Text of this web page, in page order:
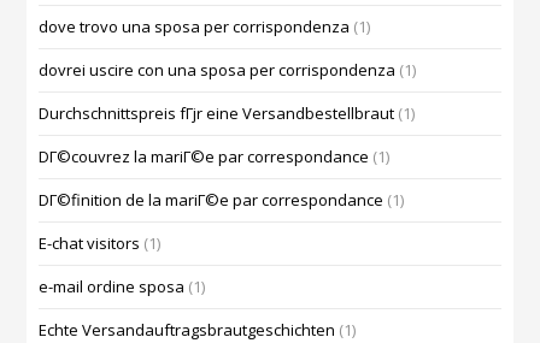
dove trovo una sposa per corrispondenza (1)
dovrei uscire con una sposa per corrispondenza (1)
Durchschnittspreis fГјr eine Versandbestellbraut (1)
DГ©couvrez la mariГ©e par correspondance (1)
DГ©finition de la mariГ©e par correspondance (1)
E-chat visitors (1)
e-mail ordine sposa (1)
Echte Versandauftragsbrautgeschichten (1)